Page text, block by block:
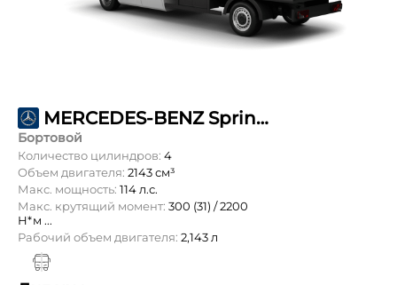
MERCEDES-BENZ Sprinter 211 CDI L1 DoubleCab 4.1т
Бортовой
Количество цилиндров: 4
Объем двигателя: 2143 см³
Макс. мощность: 114 л.с.
Макс. крутящий момент: 300 (31) / 2200
Н*м ...
Рабочий объем двигателя: 2,143 л